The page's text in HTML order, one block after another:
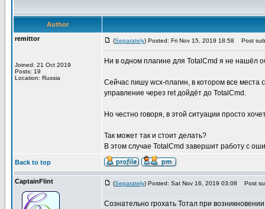
Author
remittor
Joined: 21 Oct 2019
Posts: 19
Location: Russia
(Separately) Posted: Fri Nov 15, 2019 18:58 Post
Ни в одном плагине для TotalCmd я не нашёл
Сейчас пишу wcx-плагин, в котором все
управление через ret дойдёт до TotalCmd.
Но честно говоря, в этой ситуации просто
Так может так и стоит делать?
В этом случае TotalCmd завершит работу с
Back to top
CaptainFlint (Separately) Posted: Sat Nov 16, 2019 03:08 Post
Сознательно грохать Тотал при